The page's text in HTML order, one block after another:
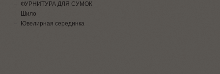
ФУРНИТУРА ДЛЯ СУМОК
Шило
Ювелирная серединка